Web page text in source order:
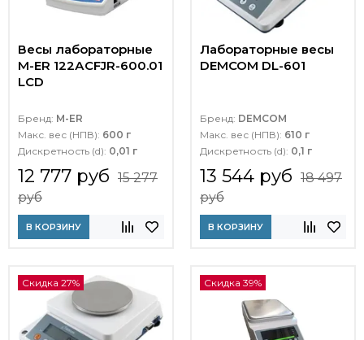
Весы лабораторные
M-ER 122АCFJR-600.01
LСD
Бренд: M-ER
Макс. вес (НПВ): 600 г
Дискретность (d): 0,01 г
12 777 руб 15 277
руб
В КОРЗИНУ
Лабораторные весы
DEMCOM DL-601
Бренд: DEMCOM
Макс. вес (НПВ): 610 г
Дискретность (d): 0,1 г
13 544 руб 18 497
руб
В КОРЗИНУ
Скидка 27% Скидка 39%